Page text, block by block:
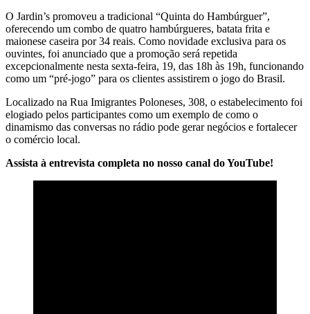
O Jardin’s promoveu a tradicional “Quinta do Hambúrguer”,
oferecendo um combo de quatro hambúrgueres, batata frita e
maionese caseira por 34 reais. Como novidade exclusiva para os
ouvintes, foi anunciado que a promoção será repetida
excepcionalmente nesta sexta-feira, 19, das 18h às 19h, funcionando
como um “pré-jogo” para os clientes assistirem o jogo do Brasil.
Localizado na Rua Imigrantes Poloneses, 308, o estabelecimento foi
elogiado pelos participantes como um exemplo de como o
dinamismo das conversas no rádio pode gerar negócios e fortalecer
o comércio local.
Assista à entrevista completa no nosso canal do YouTube!